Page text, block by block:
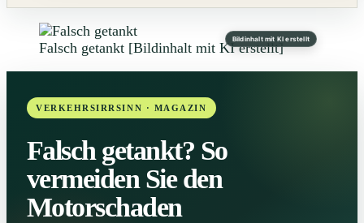
Falsch getankt [Bildinhalt mit KI erstellt]
Bildinhalt mit KI erstellt
Falsch getankt? So
vermeiden Sie den
Motorschaden